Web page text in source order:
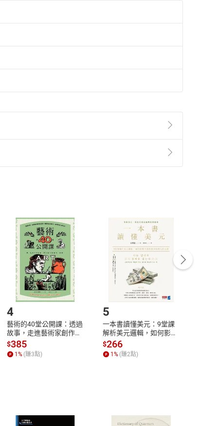
第2條第5款之規定，「非以有形媒介提供之數位
點選「瀏覽訂單明細」 「申請取消訂單/ 退
貨。
付款方式
Payment
完成訂單
Complete
號，下載書籍後看書
4
藝術的40堂公開課：透過
故事，走進藝術家創作現
場，看藝術如何誕生、如
何形塑人類生活【電子
書】
$385
1% (賺3點)
5
一本書讀懂美元：9堂課
解析美元邏輯，如何影響
全球經濟和每個人的投資
【電子書】
$266
1% (賺2點)